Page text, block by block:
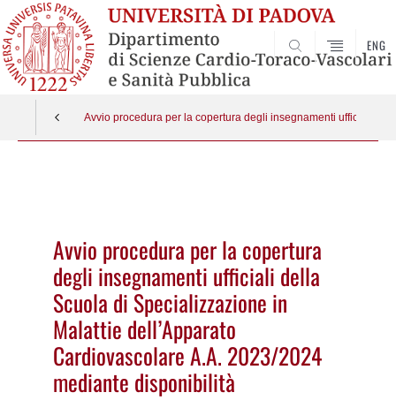
SEARCH
ENG
Avvio procedura per la copertura degli insegnamenti ufficiali
Avvio procedura per la copertura
degli insegnamenti ufficiali della
Scuola di Specializzazione in
Malattie dell’Apparato
Cardiovascolare A.A. 2023/2024
mediante disponibilità